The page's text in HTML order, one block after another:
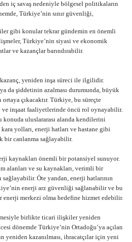
iç savaş nedeniyle bölgesel politikaların
Türkiye’nin sınır güvenliği,
gibi konular tekrar gündemin en önemli
Türkiye’nin siyasi ve ekonomik
ve kazançlar barındırabilir.
yeniden inşa süreci ile ilgilidir.
ya da şiddetinin azalması durumunda, büyük
çıkacaktır. Türkiye, bu süreçte
inşaat faaliyetlerinde öncü rol oynayabilir.
uluslararası alanda kendilerini
yolları, enerji hatları ve hastane gibi
canlanma sağlayabilir.
kaynakları önemli bir potansiyel sunuyor.
alanları ve su kaynakları, verimli bir
sağlayabilir. Öte yandan, enerji hatlarının
enerji arz güvenliği sağlanabilir ve bu
enerji merkezi olma hedefine hizmet edebilir.
birlikte ticari ilişkiler yeniden
dönemde Türkiye’nin Ortadoğu’ya açılan
yeniden kazanılması, ihracatçılar için yeni